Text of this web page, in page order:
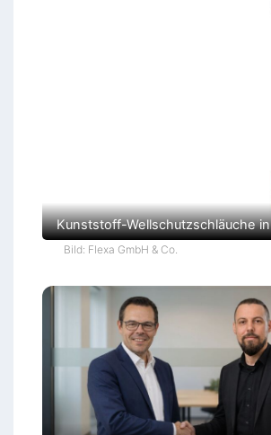
Kunststoff-Wellschutzschläuche
Bild: Flexa GmbH & Co.